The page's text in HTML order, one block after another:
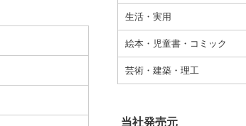
生活・実用
絵本・児童書・コミック
芸術・建築・理工
当社発売元